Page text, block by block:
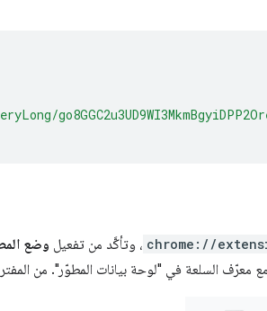
chrome:// ، وتأكَّد من تفعيل وضع
معرّف السلعة في "لوحة بيانات المطوّر". من